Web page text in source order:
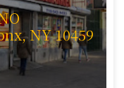
NY 10459